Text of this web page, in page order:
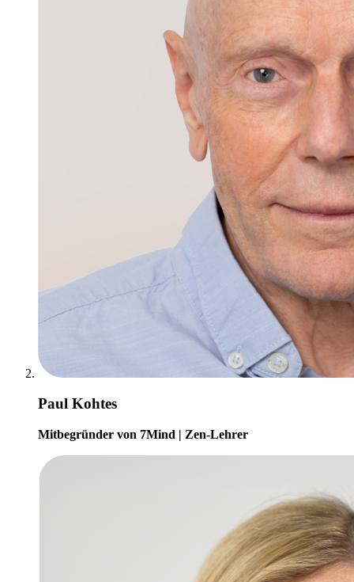
Paul Kohtes
Mitbegründer von 7Mind | Zen-Lehrer